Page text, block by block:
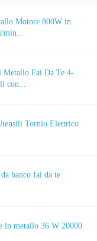
Motore 800W in
min...
Metallo Fai Da Te 4-
con...
Tornio Elettrico
banco fai da te
in metallo 36 W 20000